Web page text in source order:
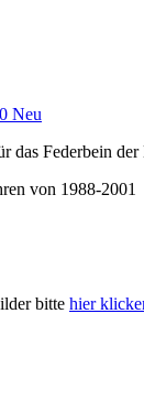
Neu
das Federbein
von 1988-2001
bitte hier